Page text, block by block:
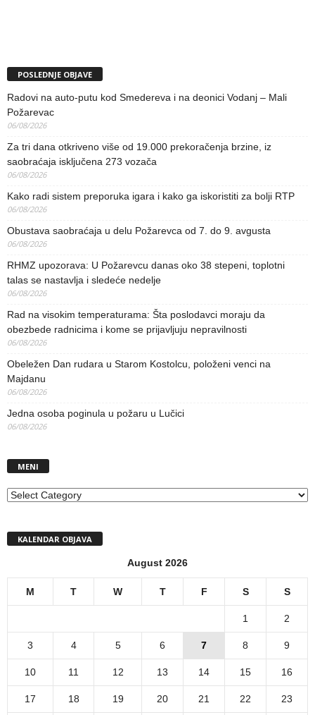
POSLEDNJE OBJAVE
Radovi na auto-putu kod Smedereva i na deonici Vodanj – Mali
Požarevac
06/08/2026
Za tri dana otkriveno više od 19.000 prekoračenja brzine, iz
saobraćaja isključena 273 vozača
06/08/2026
Kako radi sistem preporuka igara i kako ga iskoristiti za bolji RTP
06/08/2026
Obustava saobraćaja u delu Požarevca od 7. do 9. avgusta
06/08/2026
RHMZ upozorava: U Požarevcu danas oko 38 stepeni, toplotni
talas se nastavlja i sledeće nedelje
06/08/2026
Rad na visokim temperaturama: Šta poslodavci moraju da
obezbede radnicima i kome se prijavljuju nepravilnosti
06/08/2026
Obeležen Dan rudara u Starom Kostolcu, položeni venci na
Majdanu
06/08/2026
Jedna osoba poginula u požaru u Lučici
06/08/2026
MENI
MENI
KALENDAR OBJAVA
August 2026
M T W T F S S
1 2
3 4 5 6 7 8 9
10 11 12 13 14 15 16
17 18 19 20 21 22 23